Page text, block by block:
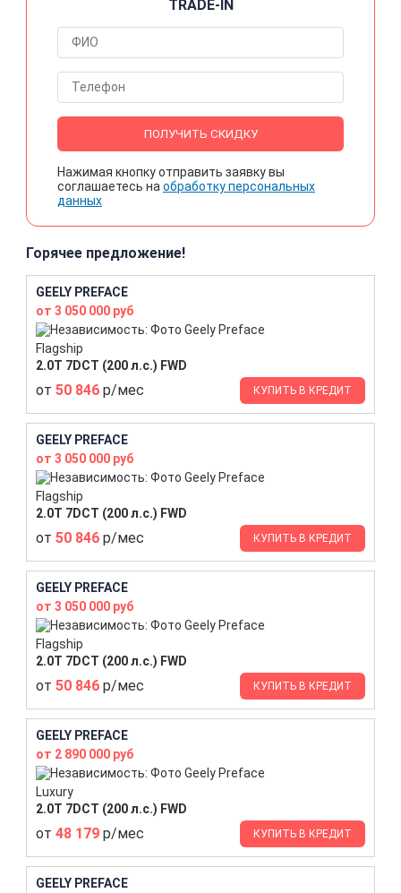
TRADE-IN
ПОЛУЧИТЬ СКИДКУ
Нажимая кнопку отправить заявку вы
соглашаетесь на обработку персональных
данных
Горячее предложение!
GEELY PREFACE
от 3 050 000 руб
Flagship
2.0T 7DCT (200 л.с.) FWD
от 50 846 р/мес КУПИТЬ В КРЕДИТ
GEELY PREFACE
от 3 050 000 руб
Flagship
2.0T 7DCT (200 л.с.) FWD
от 50 846 р/мес КУПИТЬ В КРЕДИТ
GEELY PREFACE
от 3 050 000 руб
Flagship
2.0T 7DCT (200 л.с.) FWD
от 50 846 р/мес КУПИТЬ В КРЕДИТ
GEELY PREFACE
от 2 890 000 руб
Luxury
2.0T 7DCT (200 л.с.) FWD
от 48 179 р/мес КУПИТЬ В КРЕДИТ
GEELY PREFACE